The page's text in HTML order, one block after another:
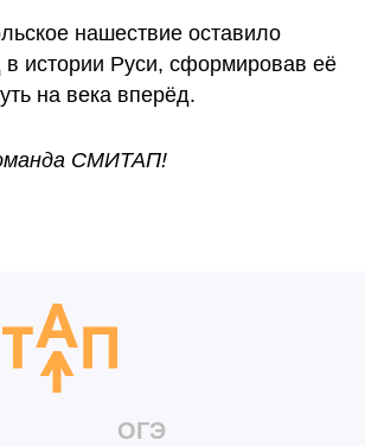
нашествие оставило
в истории Руси, сформировав её
на века вперёд.
СМИТАП!